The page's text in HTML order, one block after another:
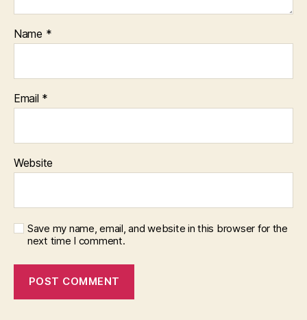
Name *
Email *
Website
Save my name, email, and website in this browser for the
next time I comment.